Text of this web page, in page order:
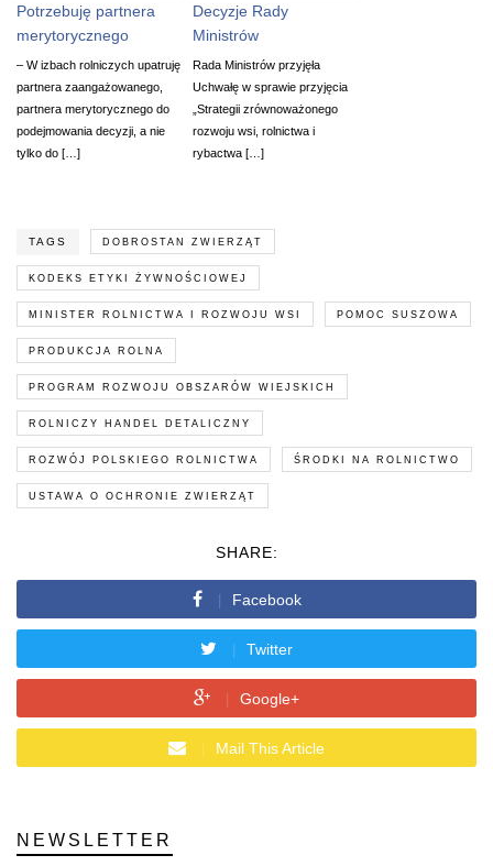
Potrzebuję partnera
merytorycznego
– W izbach rolniczych upatruję
partnera zaangażowanego,
partnera merytorycznego do
podejmowania decyzji, a nie
tylko do […]
Decyzje Rady
Ministrów
Rada Ministrów przyjęła
Uchwałę w sprawie przyjęcia
„Strategii zrównoważonego
rozwoju wsi, rolnictwa i
rybactwa […]
TAGS DOBROSTAN ZWIERZĄT
KODEKS ETYKI ŻYWNOŚCIOWEJ
MINISTER ROLNICTWA I ROZWOJU WSI POMOC SUSZOWA
PRODUKCJA ROLNA
PROGRAM ROZWOJU OBSZARÓW WIEJSKICH
ROLNICZY HANDEL DETALICZNY
ROZWÓJ POLSKIEGO ROLNICTWA ŚRODKI NA ROLNICTWO
USTAWA O OCHRONIE ZWIERZĄT
SHARE:
Facebook
Twitter
Google+
Mail This Article
NEWSLETTER